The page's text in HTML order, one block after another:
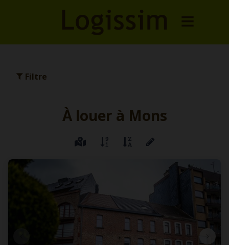
Filtre
À louer à Mons